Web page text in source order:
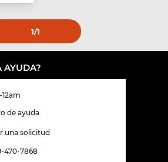
1/1
AYUDA?
de ayuda
una solicitud
470-7868